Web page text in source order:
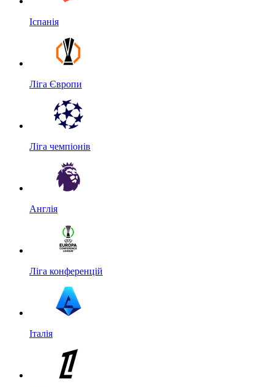
Іспанія
Ліга Європи
Ліга чемпіонів
Англія
Ліга конференцій
Італія